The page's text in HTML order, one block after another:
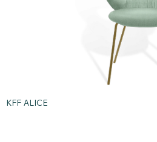
KFF ALICE